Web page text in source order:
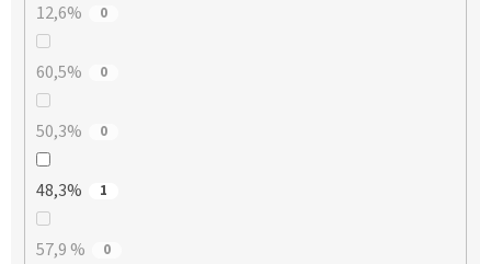
12,6% 0
60,5% 0
50,3% 0
48,3% 1
57,9 % 0